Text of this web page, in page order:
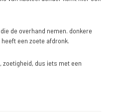
de overhand nemen. donkere
een zoete afdronk.
zoetigheid, dus iets met een